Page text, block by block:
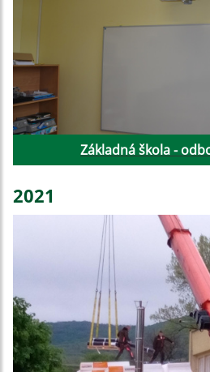
Základná škola -
2021